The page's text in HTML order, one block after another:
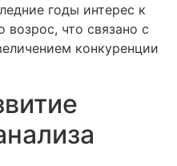
годы интерес к
возрос, что связано с
конкуренции